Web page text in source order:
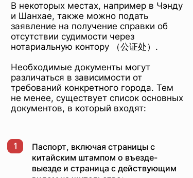
В некоторых местах, например в Чэнду
и Шанхае, также можно подать
заявление на получение справки об
отсутствии судимости через
нотариальную контору （公证处）.
Необходимые документы могут
различаться в зависимости от
требований конкретного города. Тем
не менее, существует список основных
документов, в который входят:
1
Паспорт, включая страницы с
китайским штампом о въезде-
выезде и страница с действующим